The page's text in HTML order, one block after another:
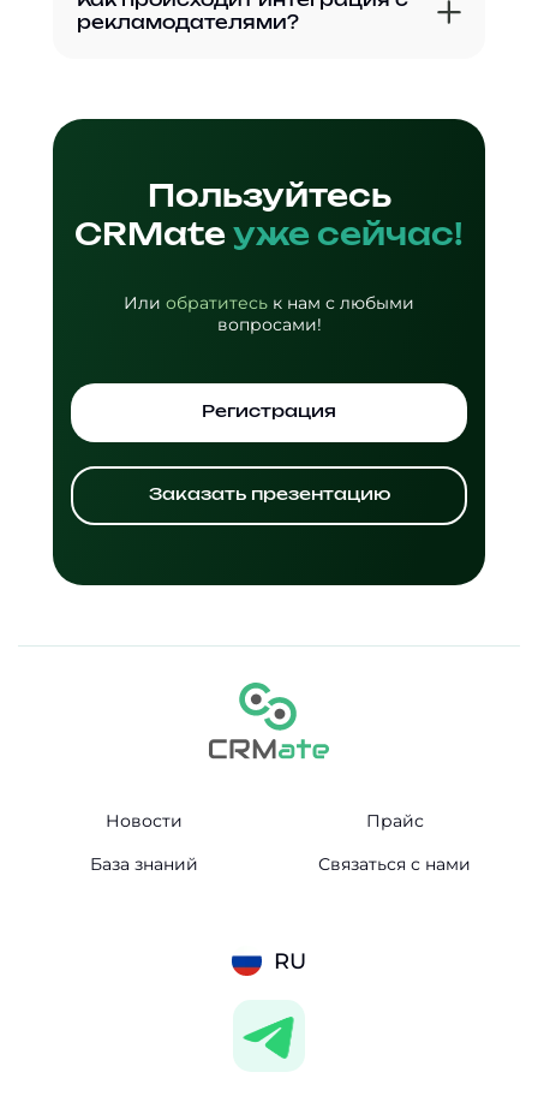
рекламодателями?
Пользуйтесь
CRMate уже сейчас!
Или обратитесь к нам с любыми
вопросами!
Регистрация
Заказать презентацию
Новости
Прайс
База знаний
Связаться с нами
RU